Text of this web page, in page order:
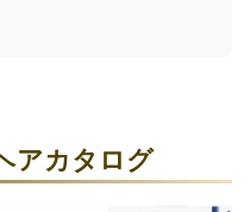
アカタログ